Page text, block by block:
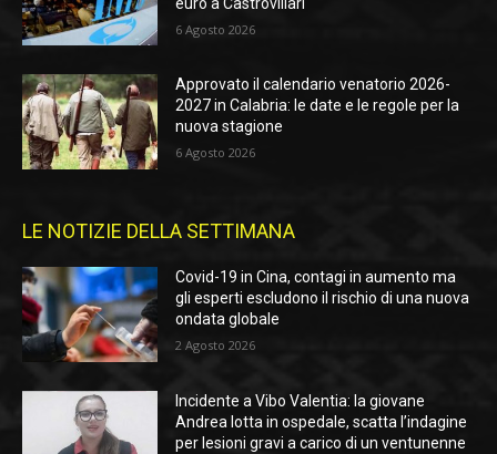
6 Agosto 2026
Approvato il calendario venatorio 2026-
2027 in Calabria: le date e le regole per la
nuova stagione
6 Agosto 2026
LE NOTIZIE DELLA SETTIMANA
Covid-19 in Cina, contagi in aumento ma
gli esperti escludono il rischio di una nuova
ondata globale
2 Agosto 2026
Incidente a Vibo Valentia: la giovane
Andrea lotta in ospedale, scatta l’indagine
per lesioni gravi a carico di un ventunenne